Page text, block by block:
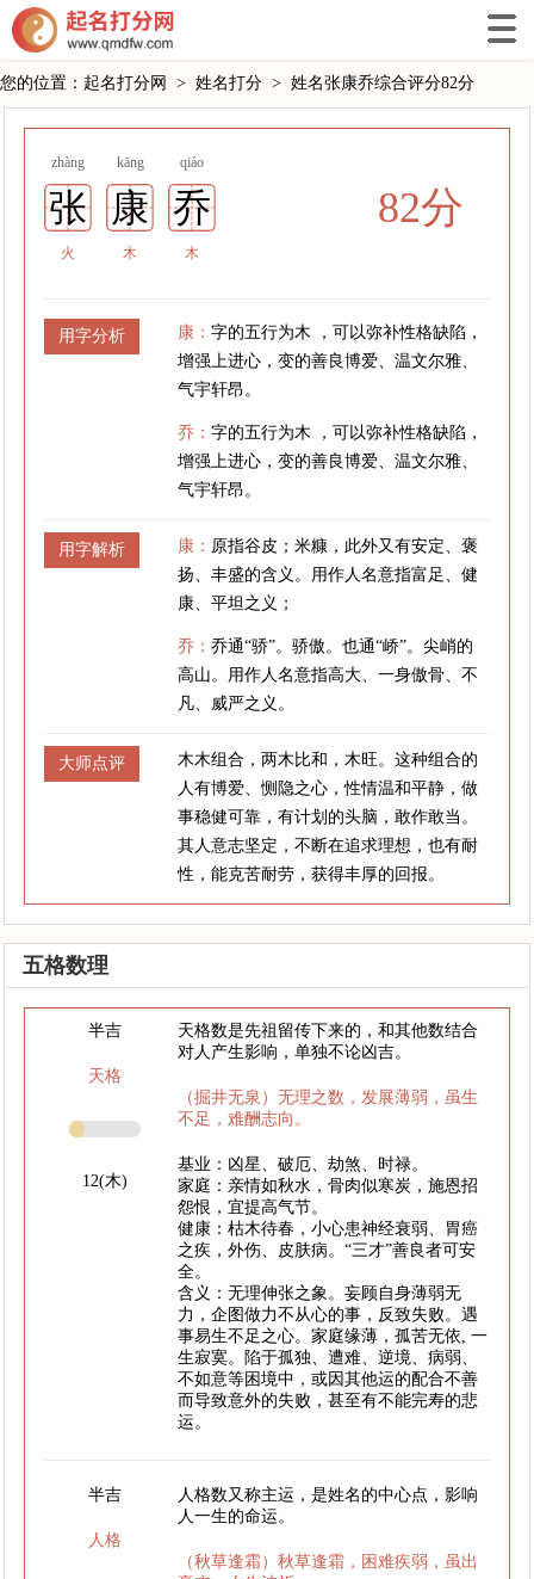
您的位置： 起名打分网 > 姓名打分 > 姓名张康乔综合评分82分
zhàng kāng qiáo
张 康 乔
火 木 木
82分
用字分析 康：字的五行为木 ，可以弥补性格缺陷，
增强上进心，变的善良博爱、温文尔雅、
气宇轩昂。
乔：字的五行为木 ，可以弥补性格缺陷，
增强上进心，变的善良博爱、温文尔雅、
气宇轩昂。
用字解析 康： 原指谷皮；米糠，此外又有安定、褒
扬、丰盛的含义。用作人名意指富足、健
康、平坦之义；
乔：乔通“骄”。骄傲。也通“峤”。尖峭的
高山。用作人名意指高大、一身傲骨、不
凡、威严之义。
大师点评
木木组合，两木比和，木旺。这种组合的
人有博爱、恻隐之心，性情温和平静，做
事稳健可靠，有计划的头脑，敢作敢当。
其人意志坚定，不断在追求理想，也有耐
性，能克苦耐劳，获得丰厚的回报。
五格数理
半吉
天格
12(木)
天格数是先祖留传下来的，和其他数结合
对人产生影响，单独不论凶吉。
（掘井无泉）无理之数，发展薄弱，虽生
不足，难酬志向。
基业：凶星、破厄、劫煞、时禄。
家庭：亲情如秋水，骨肉似寒炭，施恩招
怨恨，宜提高气节。
健康：枯木待春，小心患神经衰弱、胃癌
之疾，外伤、皮肤病。“三才”善良者可安
全。
含义：无理伸张之象。妄顾自身薄弱无
力，企图做力不从心的事，反致失败。遇
事易生不足之心。家庭缘薄，孤苦无依, 一
生寂寞。陷于孤独、遭难、逆境、病弱、
不如意等困境中，或因其他运的配合不善
而导致意外的失败，甚至有不能完寿的悲
运。
半吉
人格
人格数又称主运，是姓名的中心点，影响
人一生的命运。
（秋草逢霜）秋草逢霜，困难疾弱，虽出